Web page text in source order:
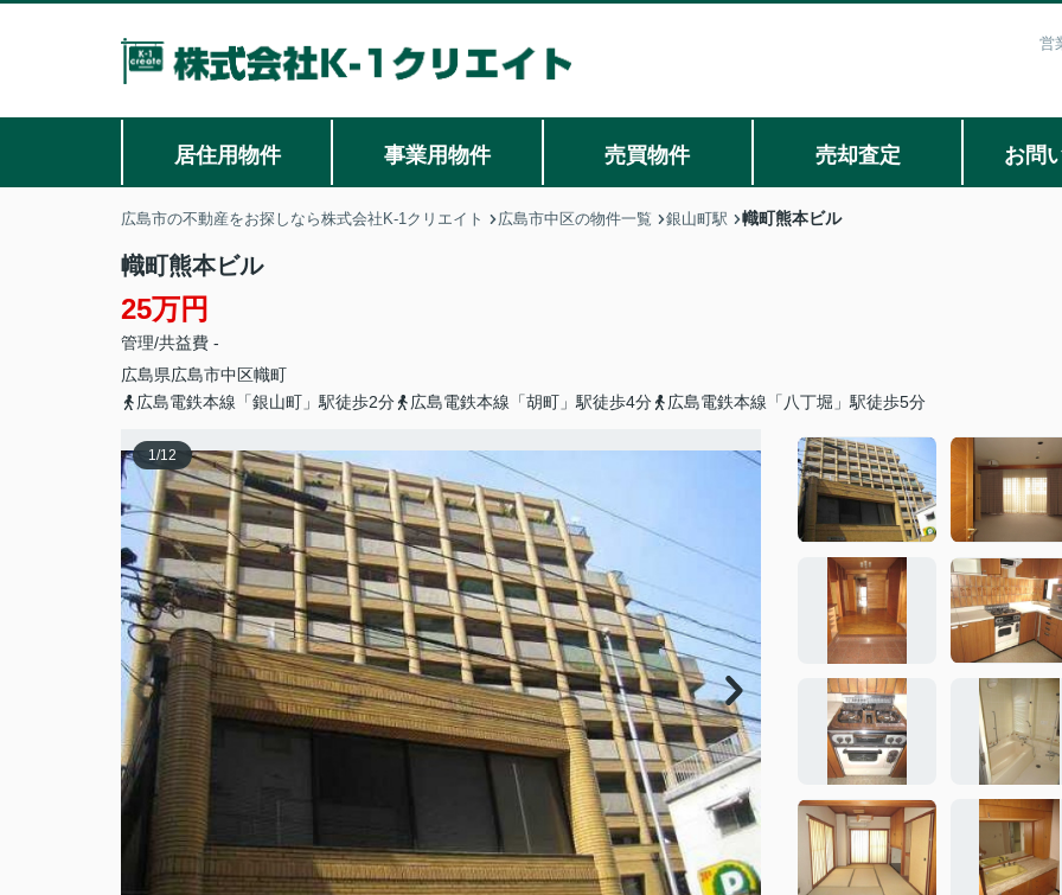
営
居住用物件 事業用物件 売買物件 売却査定 お問
広島市の不動産をお探しなら株式会社K-1クリエイト 広島市中区の物件一覧 銀山町駅 幟町熊本ビル
幟町熊本ビル
25万円
管理/共益費 -
広島県広島市中区幟町
広島電鉄本線「銀山町」駅徒歩2分
広島電鉄本線「胡町」駅徒歩4分 広島電鉄本線「八丁堀」駅徒歩5分
1/12